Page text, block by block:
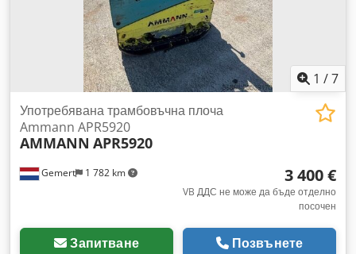
1 /7
Gemert 1 782 km
Употребявана трамбовъчна плоча
Ammann APR5920
AMMANN APR5920
3 400 €
VB ДДС не може да бъде отделно
посочен
Запитване Позвънете